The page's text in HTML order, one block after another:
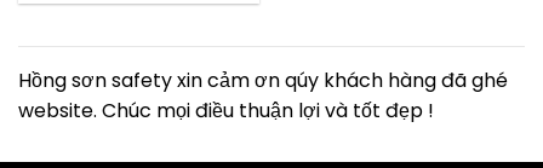
Hồng sơn safety xin cảm ơn qúy khách hàng đã ghé
website. Chúc mọi điều thuận lợi và tốt đẹp !